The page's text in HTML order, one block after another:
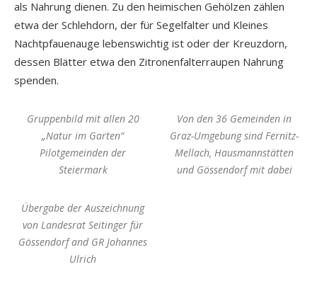
als Nahrung dienen. Zu den heimischen Gehölzen zählen
etwa der Schlehdorn, der für Segelfalter und Kleines
Nachtpfauenauge lebenswichtig ist oder der Kreuzdorn,
dessen Blätter etwa den Zitronenfalterraupen Nahrung
spenden.
Gruppenbild mit allen 20
„Natur im Garten“
Pilotgemeinden der
Steiermark
Von den 36 Gemeinden in
Graz-Umgebung sind Fernitz-
Mellach, Hausmannstätten
und Gössendorf mit dabei
Übergabe der Auszeichnung
von Landesrat Seitinger für
Gössendorf and GR Johannes
Ulrich